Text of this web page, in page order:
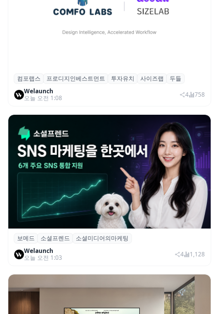
컴포랩스, 프로디지인베스트먼트로부터 시
드 투자 유치
컴포랩스 프로디지인베스트먼트 투자유치 사이즈랩
두들
Welaunch
오늘 오전 1:08
4 758
보메드 ‘소셜프렌드’, 유튜브·인스타 등 6개
SNS 마케팅 통합 지원
보메드 소셜프렌드
소셜미디어의마케팅
Welaunch
오늘 오전 1:03
4 1,128